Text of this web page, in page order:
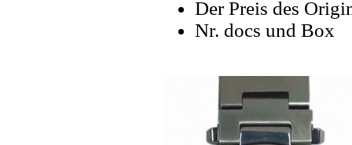
Der Preis des
Nr. docs und Box